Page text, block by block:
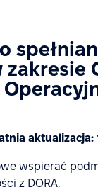
zakresie
aktualizacja:
wspierać
z DORA.